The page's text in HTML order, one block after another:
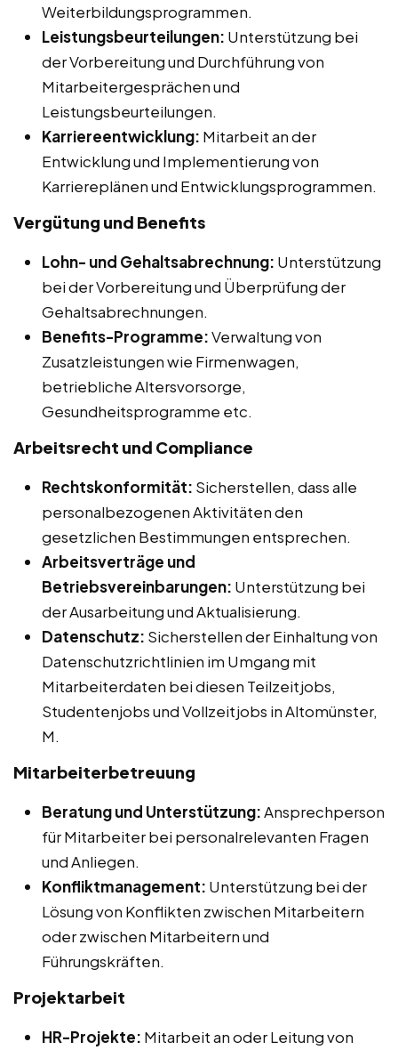
Weiterbildungsprogrammen.
Leistungsbeurteilungen: Unterstützung bei
der Vorbereitung und Durchführung von
Mitarbeitergesprächen und
Leistungsbeurteilungen.
Karriereentwicklung: Mitarbeit an der
Entwicklung und Implementierung von
Karriereplänen und Entwicklungsprogrammen.
Vergütung und Benefits
Lohn- und Gehaltsabrechnung: Unterstützung
bei der Vorbereitung und Überprüfung der
Gehaltsabrechnungen.
Benefits-Programme:Verwaltung von
Zusatzleistungen wie Firmenwagen,
betriebliche Altersvorsorge,
Gesundheitsprogramme etc.
Arbeitsrecht und Compliance
Rechtskonformität: Sicherstellen, dass alle
personalbezogenen Aktivitäten den
gesetzlichen Bestimmungen entsprechen.
Arbeitsverträge und
Betriebsvereinbarungen: Unterstützung bei
der Ausarbeitung und Aktualisierung.
Datenschutz: Sicherstellen der Einhaltung von
Datenschutzrichtlinien im Umgang mit
Mitarbeiterdaten bei diesen Teilzeitjobs,
Studentenjobs und Vollzeitjobs in Altomünster,
M.
Mitarbeiterbetreuung
Beratung und Unterstützung:Ansprechperson
für Mitarbeiter bei personalrelevanten Fragen
und Anliegen.
Konfliktmanagement: Unterstützung bei der
Lösung von Konflikten zwischen Mitarbeitern
oder zwischen Mitarbeitern und
Führungskräften.
Projektarbeit
HR-Projekte: Mitarbeit an oder Leitung von